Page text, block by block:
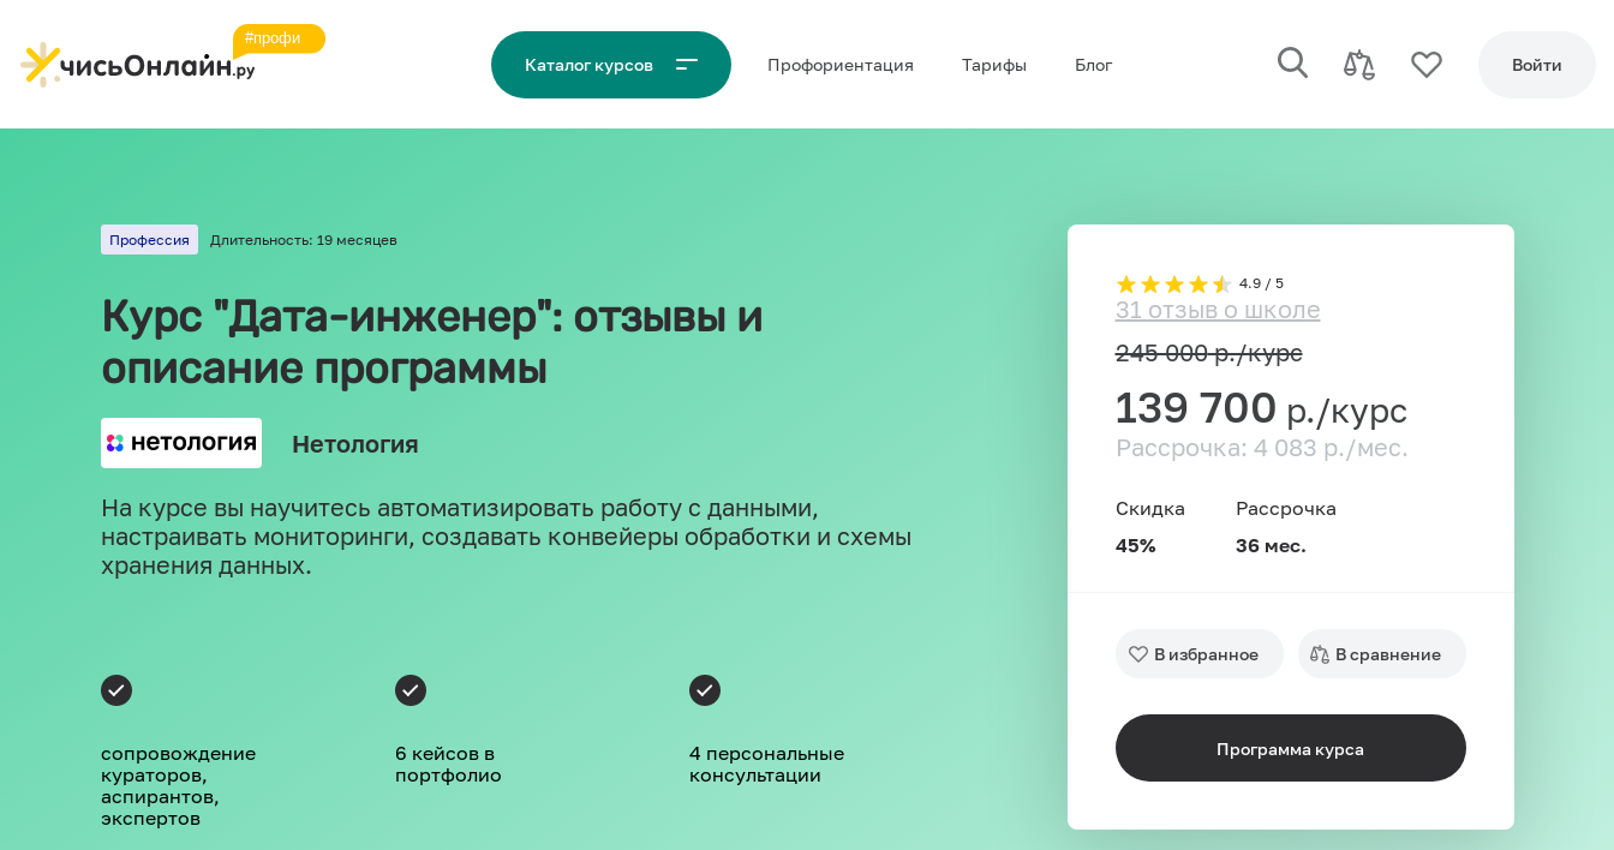
Каталог курсов Проф‌ориентация Тарифы Блог Войти
Профессия Длительность: 19 месяцев
Курс "Дата-инженер": отзывы и
описание программы
Нетология
На курсе вы научитесь автоматизировать работу с данными,
настраивать мониторинги, создавать конвейеры обработки и схемы
хранения данных.
сопровождение
кураторов,
аспирантов,
экспертов
6 кейсов в
портфолио
4 персональные
консультации
4.9 / 5
31 отзыв о школе
245 000р./курс
139 700 р./курс
Рассрочка: 4 083 р./мес.
Скидка
45%
Рассрочка
36 мес.
В избранное В сравнение
Программа курса